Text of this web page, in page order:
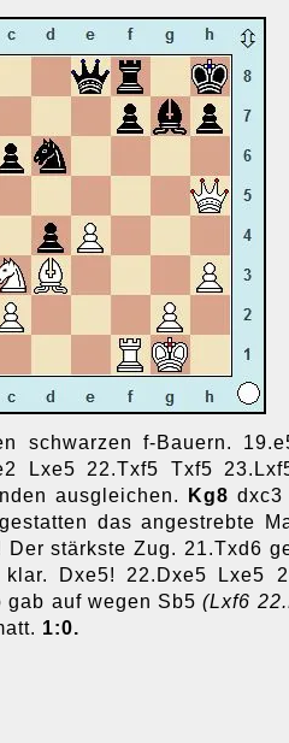
schwarzen f-Bauern.
Lxe5 22.Txf5 Txf5
ausgleichen.
Kg8 dxc3
das angestrebte
Der stärkste Zug. 21.Txd6
Dxe5! 22.Dxe5 Lxe5
gab auf wegen Sb5(Lxf6
1:0.